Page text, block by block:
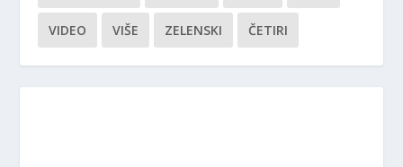
VIDEO VIŠE ZELENSKI ČETIRI